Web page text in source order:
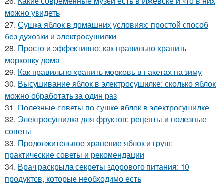
можно увидеть
27. Сушка яблок в домашних условиях: простой способ
без духовки и электросушилки
28. Просто и эффективно: как правильно хранить
морковку дома
29. Как правильно хранить морковь в пакетах на зиму
30. Высушивание яблок в электросушилке: сколько яблок
можно обработать за один раз
31. Полезные советы по сушке яблок в электросушилке
32. Электросушилка для фруктов: рецепты и полезные
советы
33. Продолжительное хранение яблок и груш:
практические советы и рекомендации
34. Врач раскрыла секреты здорового питания: 10
продуктов, которые необходимо есть